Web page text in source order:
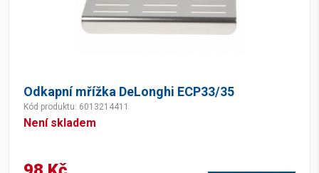
Odkapní mřížka DeLonghi ECP33/35
Kód produktu: 6013214411
Není skladem